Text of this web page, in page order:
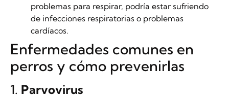
problemas para respirar, podría estar sufriendo
de infecciones respiratorias o problemas
cardíacos.
Enfermedades comunes en
perros y cómo prevenirlas
1. Parvovirus